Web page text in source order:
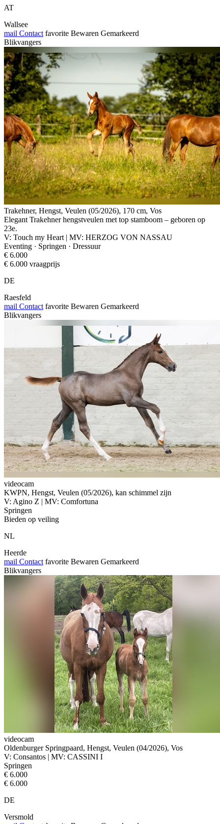
AT
Wallsee
mail Contact favorite Bewaren Gemarkeerd
Blikvangers
Trakehner, Hengst, Veulen (05/2026), 170 cm, Vos
Elegant Trakehner hengstveulen met top stamboom – geboren op
23e.
V: Touch my Heart | MV: HERZOG VON NASSAU
Eventing · Springen · Dressuur
€ 6.000
€ 6.000 vraagprijs
DE
Raesfeld
mail Contact favorite Bewaren Gemarkeerd
Blikvangers
videocam
KWPN, Hengst, Veulen (05/2026), kan schimmel zijn
V: Agino Z | MV: Comfortuna
Springen
Bieden op veiling
NL
Heerde
mail Contact favorite Bewaren Gemarkeerd
Blikvangers
videocam
Oldenburger Springpaard, Hengst, Veulen (04/2026), Vos
V: Consantos | MV: CASSINI I
Springen
€ 6.000
€ 6.000
DE
Versmold